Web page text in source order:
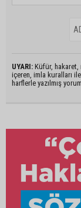
UYARI: Küfür, hakaret,
içeren, imla kuralları
harflerle yazılmış